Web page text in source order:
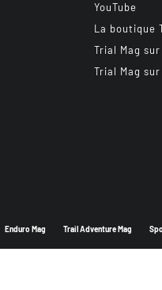
YouTube
La boutique
Trial Mag sur
Trial Mag sur
Enduro Mag Trail Adventure Mag